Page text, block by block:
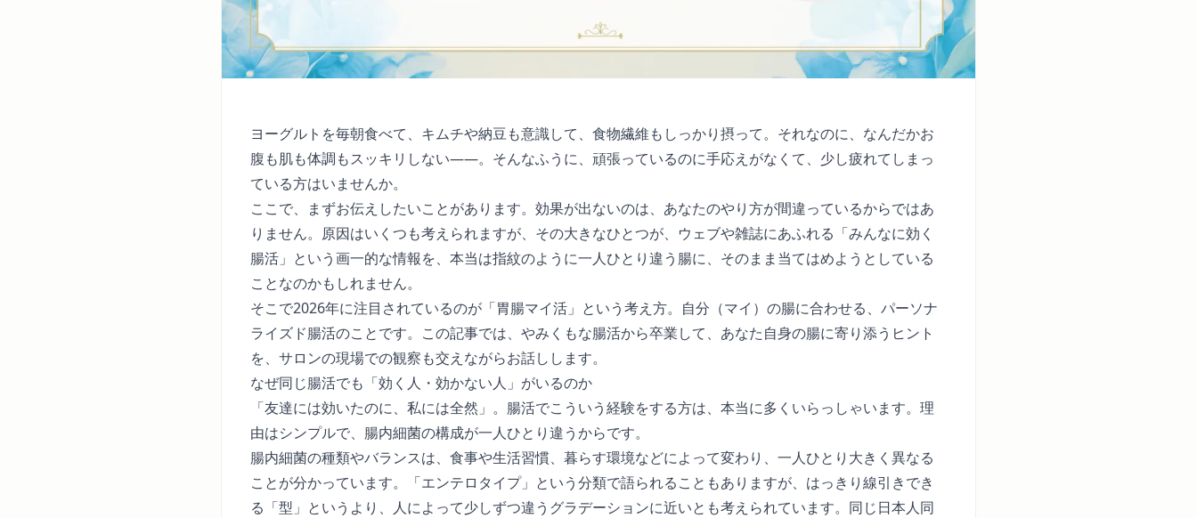
ヨーグルトを毎朝食べて、キムチや納豆も意識して、食物繊維もしっかり摂って。それなのに、なんだかお
腹も肌も体調もスッキリしない——。そんなふうに、頑張っているのに手応えがなくて、少し疲れてしまっ
ている方はいませんか。
ここで、まずお伝えしたいことがあります。効果が出ないのは、あなたのやり方が間違っているからではあ
りません。原因はいくつも考えられますが、その大きなひとつが、ウェブや雑誌にあふれる「みんなに効く
腸活」という画一的な情報を、本当は指紋のように一人ひとり違う腸に、そのまま当てはめようとしている
ことなのかもしれません。
そこで2026年に注目されているのが「胃腸マイ活」という考え方。自分（マイ）の腸に合わせる、パーソナ
ライズド腸活のことです。この記事では、やみくもな腸活から卒業して、あなた自身の腸に寄り添うヒント
を、サロンの現場での観察も交えながらお話しします。
なぜ同じ腸活でも「効く人・効かない人」がいるのか
「友達には効いたのに、私には全然」。腸活でこういう経験をする方は、本当に多くいらっしゃいます。理
由はシンプルで、腸内細菌の構成が一人ひとり違うからです。
腸内細菌の種類やバランスは、食事や生活習慣、暮らす環境などによって変わり、一人ひとり大きく異なる
ことが分かっています。「エンテロタイプ」という分類で語られることもありますが、はっきり線引きでき
る「型」というより、人によって少しずつ違うグラデーションに近いとも考えられています。同じ日本人同